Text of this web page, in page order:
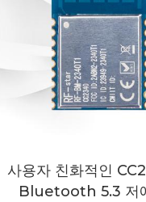
사용자 친화적인
Bluetooth 5.3 저